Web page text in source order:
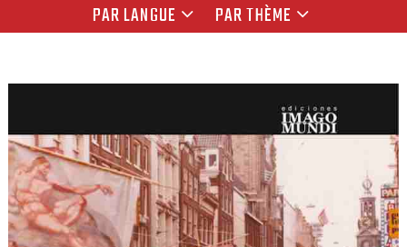
PAR LANGUE
PAR THÈME